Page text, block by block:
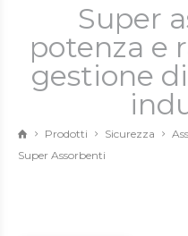
Super
potenza e
gestione
Prodotti Sicurezza
Super Assorbenti